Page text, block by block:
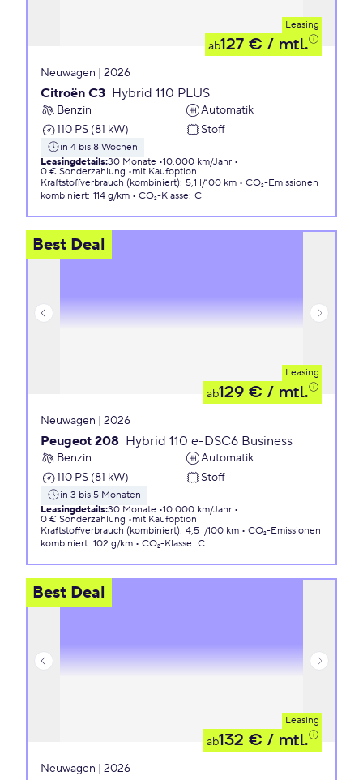
Leasing
ab127 € / mtl.
Neuwagen | 2026
Citroën C3 Hybrid 110 PLUS
Benzin
Automatik
110 PS (81 kW)
Stoff
in 4 bis 8 Wochen
Leasingdetails:30 Monate 10.000 km/Jahr
0 € Sonderzahlung
mit Kaufoption
Kraftstoffverbrauch (kombiniert): 5,1 l/100 km
CO₂-Emissionen
kombiniert: 114 g/km CO₂-Klasse: C
Best Deal
Leasing
ab129 € / mtl.
Neuwagen | 2026
Peugeot 208 Hybrid 110 e-DSC6 Business
Benzin
Automatik
110 PS (81 kW)
Stoff
in 3 bis 5 Monaten
Leasingdetails:30 Monate 10.000 km/Jahr
0 € Sonderzahlung
mit Kaufoption
Kraftstoffverbrauch (kombiniert): 4,5 l/100 km
CO₂-Emissionen
kombiniert: 102 g/km CO₂-Klasse: C
Best Deal
Leasing
ab132 € / mtl.
Neuwagen | 2026